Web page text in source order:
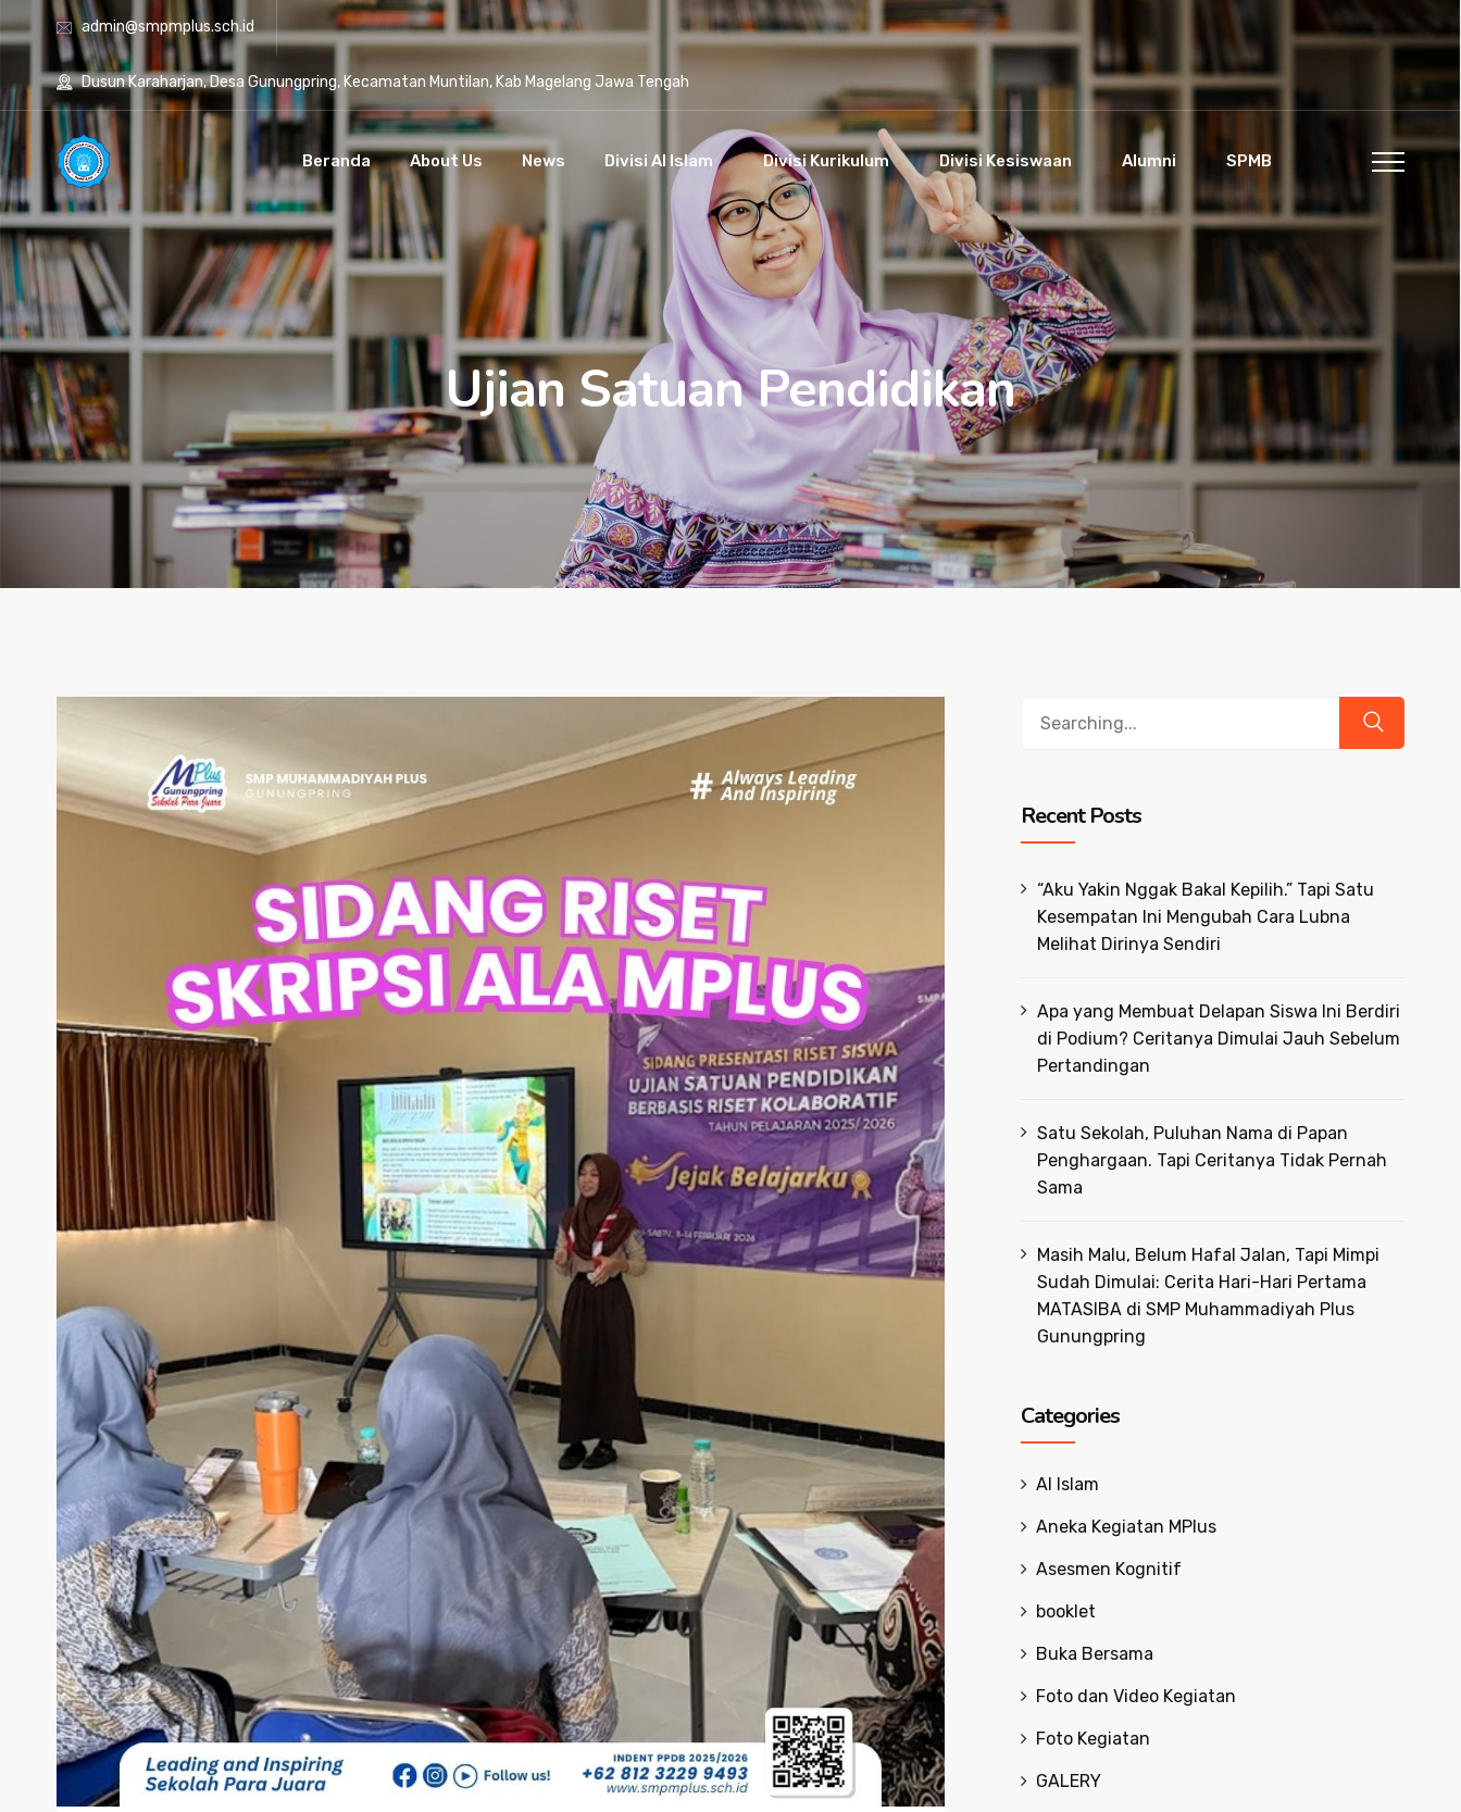
admin@smpmplus.sch.id
Dusun Karaharjan, Desa Gunungpring, Kecamatan Muntilan, Kab Magelang Jawa Tengah
Beranda About Us News Divisi Al Islam Divisi Kurikulum Divisi Kesiswaan Alumni SPMB
Ujian Satuan Pendidikan
Recent Posts
“Aku Yakin Nggak Bakal Kepilih.” Tapi Satu
Kesempatan Ini Mengubah Cara Lubna
Melihat Dirinya Sendiri
Apa yang Membuat Delapan Siswa Ini Berdiri
di Podium? Ceritanya Dimulai Jauh Sebelum
Pertandingan
Satu Sekolah, Puluhan Nama di Papan
Penghargaan. Tapi Ceritanya Tidak Pernah
Sama
Masih Malu, Belum Hafal Jalan, Tapi Mimpi
Sudah Dimulai: Cerita Hari-Hari Pertama
MATASIBA di SMP Muhammadiyah Plus
Gunungpring
Categories
Al Islam
Aneka Kegiatan MPlus
Asesmen Kognitif
booklet
Buka Bersama
Foto dan Video Kegiatan
Foto Kegiatan
GALERY